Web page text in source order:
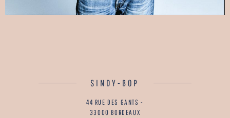
SINDY-BOP
44 RUE DES GANTS -
33000 BORDEAUX